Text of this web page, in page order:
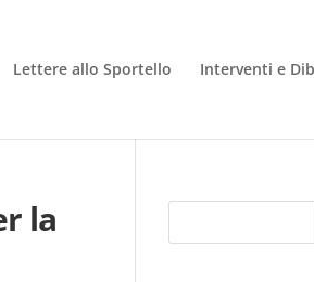
Lettere allo Sportello Interventi e
la